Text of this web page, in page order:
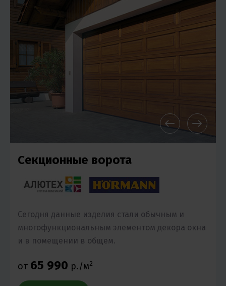
Секционные ворота
Сегодня данные изделия стали обычным и
многофункциональным элементом декора окна
и в помещении в общем.
от 65 990 р./м2